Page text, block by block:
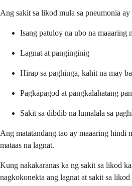
Ang sakit sa likod mula sa pneumonia
Isang patuloy na ubo na maaaring
Lagnat at panginginig
Hirap sa paghinga, kahit na may
Pagkapagod at pangkalahatang
Sakit sa dibdib na lumalala sa
Ang matatandang tao ay maaaring hindi
mataas na lagnat.
Kung nakakaranas ka ng sakit sa likod
nagkokonekta ang lagnat at sakit sa